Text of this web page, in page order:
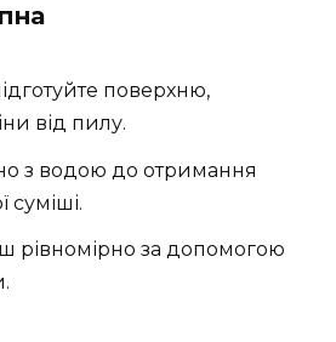
поверхню,
від пилу.
з водою до отримання
суміші.
рівномірно за допомогою